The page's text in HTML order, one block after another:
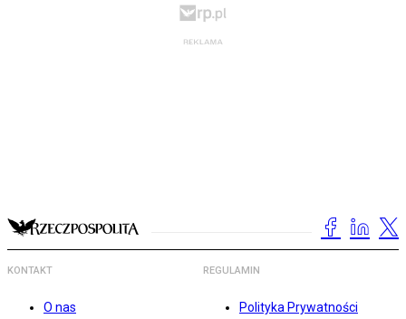
KONTAKT
O nas
REGULAMIN
Polityka Prywatności